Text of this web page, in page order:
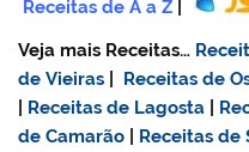
Receitas de A a Z
Veja mais Receitas…
de Vieiras
Receitas de
Receitas de Lagosta
de Camarão
Receitas de